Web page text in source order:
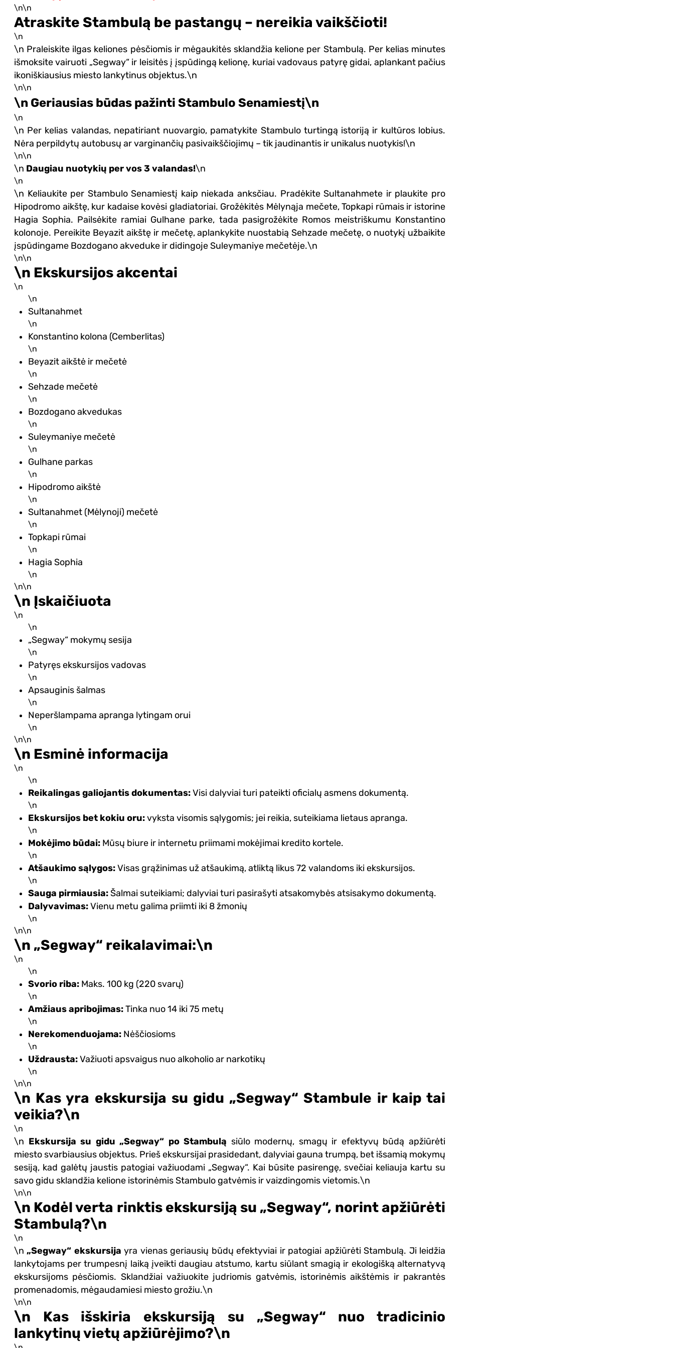
\n\n
Atraskite Stambulą be pastangų – nereikia vaikščioti!
\n
\n Praleiskite ilgas keliones pėsčiomis ir mėgaukitės sklandžia kelione per Stambulą. Per kelias minutes
išmoksite vairuoti „Segway“ ir leisitės į įspūdingą kelionę, kuriai vadovaus patyrę gidai, aplankant pačius
ikoniškiausius miesto lankytinus objektus.\n
\n\n
\n Geriausias būdas pažinti Stambulo Senamiestį\n
\n
\n Per kelias valandas, nepatiriant nuovargio, pamatykite Stambulo turtingą istoriją ir kultūros lobius.
Nėra perpildytų autobusų ar varginančių pasivaikščiojimų – tik jaudinantis ir unikalus nuotykis!\n
\n\n
\n Daugiau nuotykių per vos 3 valandas!\n
\n
\n Keliaukite per Stambulo Senamiestį kaip niekada anksčiau. Pradėkite Sultanahmete ir plaukite pro
Hipodromo aikštę, kur kadaise kovėsi gladiatoriai. Grožėkitės Mėlynąja mečete, Topkapi rūmais ir istorine
Hagia Sophia. Pailsėkite ramiai Gulhane parke, tada pasigrožėkite Romos meistriškumu Konstantino
kolonoje. Pereikite Beyazit aikštę ir mečetę, aplankykite nuostabią Sehzade mečetę, o nuotykį užbaikite
įspūdingame Bozdogano akveduke ir didingoje Suleymaniye mečetėje.\n
\n\n
\n Ekskursijos akcentai
\n
\n
Sultanahmet
\n
Konstantino kolona (Cemberlitas)
\n
Beyazit aikštė ir mečetė
\n
Sehzade mečetė
\n
Bozdogano akvedukas
\n
Suleymaniye mečetė
\n
Gulhane parkas
\n
Hipodromo aikštė
\n
Sultanahmet (Mėlynoji) mečetė
\n
Topkapi rūmai
\n
Hagia Sophia
\n
\n\n
\n Įskaičiuota
\n
\n
„Segway“ mokymų sesija
\n
Patyręs ekskursijos vadovas
\n
Apsauginis šalmas
\n
Neperšlampama apranga lytingam orui
\n
\n\n
\n Esminė informacija
\n
\n
Reikalingas galiojantis dokumentas:Visi dalyviai turi pateikti oficialų asmens dokumentą.
\n
Ekskursijos bet kokiu oru:vyksta visomis sąlygomis; jei reikia, suteikiama lietaus apranga.
\n
Mokėjimo būdai:Mūsų biure ir internetu priimami mokėjimai kredito kortele.
\n
Atšaukimo sąlygos:Visas grąžinimas už atšaukimą, atliktą likus 72 valandoms iki ekskursijos.
\n
Sauga pirmiausia:Šalmai suteikiami; dalyviai turi pasirašyti atsakomybės atsisakymo dokumentą.
Dalyvavimas: Vienu metu galima priimti iki 8 žmonių
\n
\n\n
\n „Segway“ reikalavimai:\n
\n
\n
Svorio riba:Maks. 100 kg (220 svarų)
\n
Amžiaus apribojimas:Tinka nuo 14 iki 75 metų
\n
Nerekomenduojama:Nėščiosioms
\n
Uždrausta:Važiuoti apsvaigus nuo alkoholio ar narkotikų
\n
\n\n
\n Kas yra ekskursija su gidu „Segway“ Stambule ir kaip tai
veikia?\n
\n
\n Ekskursija su gidu „Segway“ po Stambulą siūlo modernų, smagų ir efektyvų būdą apžiūrėti
miesto svarbiausius objektus. Prieš ekskursijai prasidedant, dalyviai gauna trumpą, bet išsamią mokymų
sesiją, kad galėtų jaustis patogiai važiuodami „Segway“. Kai būsite pasirengę, svečiai keliauja kartu su
savo gidu sklandžia kelione istorinėmis Stambulo gatvėmis ir vaizdingomis vietomis.\n
\n\n
\n Kodėl verta rinktis ekskursiją su „Segway“, norint apžiūrėti
Stambulą?\n
\n
\n„Segway“ ekskursija yra vienas geriausių būdų efektyviai ir patogiai apžiūrėti Stambulą. Ji leidžia
lankytojams per trumpesnį laiką įveikti daugiau atstumo, kartu siūlant smagią ir ekologišką alternatyvą
ekskursijoms pėsčiomis. Sklandžiai važiuokite judriomis gatvėmis, istorinėmis aikštėmis ir pakrantės
promenadomis, mėgaudamiesi miesto grožiu.\n
\n\n
\n Kas išskiria ekskursiją su „Segway“ nuo tradicinio
lankytinų vietų apžiūrėjimo?\n